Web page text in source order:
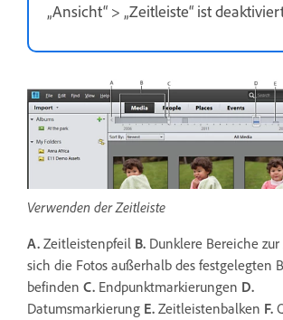
„Ansicht“ > „Zeitleiste“ ist
Verwenden der Zeitleiste
A. Zeitleistenpfeil B. Dunklere Bereiche zur
sich die Fotos außerhalb des festgelegten
befinden C. Endpunktmarkierungen D.
Datumsmarkierung E. Zeitleistenbalken F.